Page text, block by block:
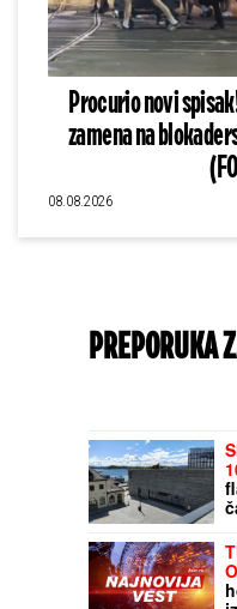
Procurio novi
zamena na
08.08.2026
PREPORUKA